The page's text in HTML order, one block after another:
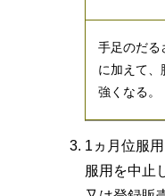
手足のだる
に加えて、
強くなる。
1ヵ月位服
服用を中止